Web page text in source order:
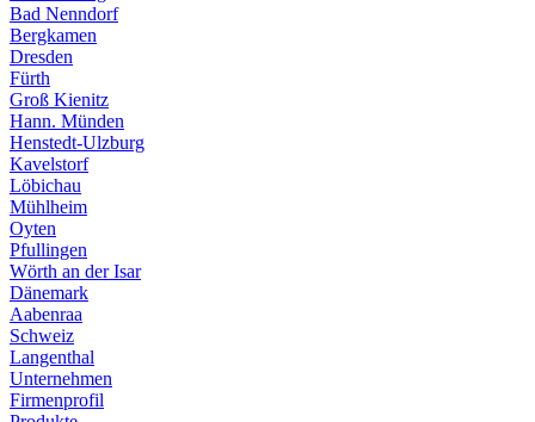
Bad Nenndorf
Bergkamen
Dresden
Fürth
Groß Kienitz
Hann. Münden
Henstedt-Ulzburg
Kavelstorf
Löbichau
Mühlheim
Oyten
Pfullingen
Wörth an der Isar
Dänemark
Aabenraa
Schweiz
Langenthal
Unternehmen
Firmenprofil